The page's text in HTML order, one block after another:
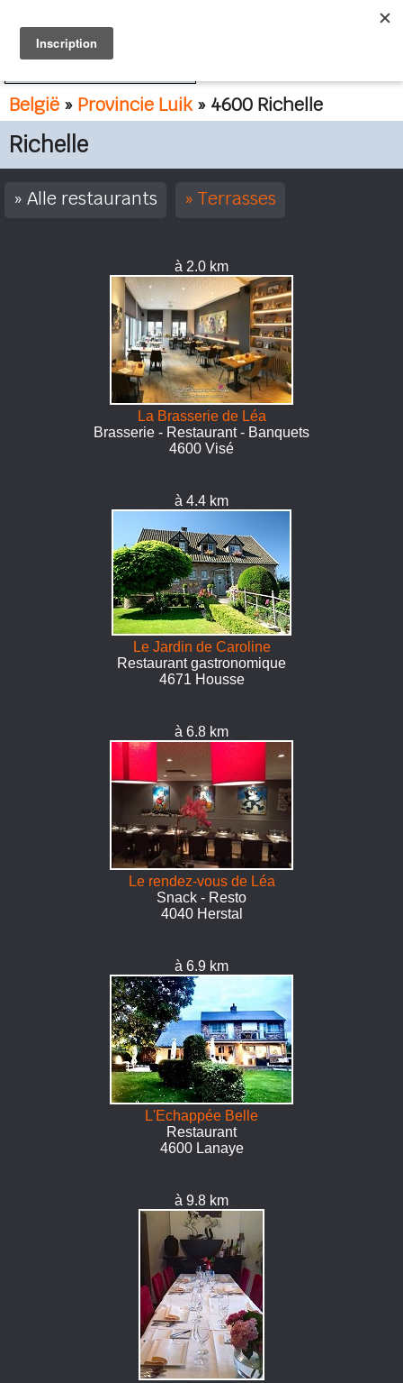
België » Provincie Luik» 4600 Richelle
Richelle
Alle restaurants Terrasses
à 2.0 km
La Brasserie de Léa
Brasserie - Restaurant - Banquets
4600 Visé
à 4.4 km
Le Jardin de Caroline
Restaurant gastronomique
4671 Housse
à 6.8 km
Le rendez-vous de Léa
Snack - Resto
4040 Herstal
à 6.9 km
L'Echappée Belle
Restaurant
4600 Lanaye
à 9.8 km